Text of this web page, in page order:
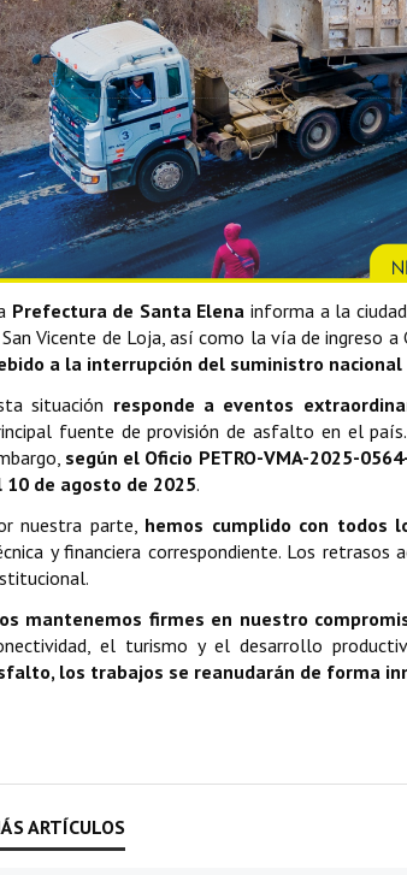
Prefectura de Santa Elena informa a la
Vicente de Loja, así como la vía de ingreso
a la interrupción del suministro
situación responde a eventos
fuente de provisión de asfalto en el
según el Oficio PETRO-VMA-2025-
10 de agosto de 2025.
nuestra parte, hemos cumplido con todos
y financiera correspondiente. Los
mantenemos firmes en nuestro
el turismo y el desarrollo
los trabajos se reanudarán de forma